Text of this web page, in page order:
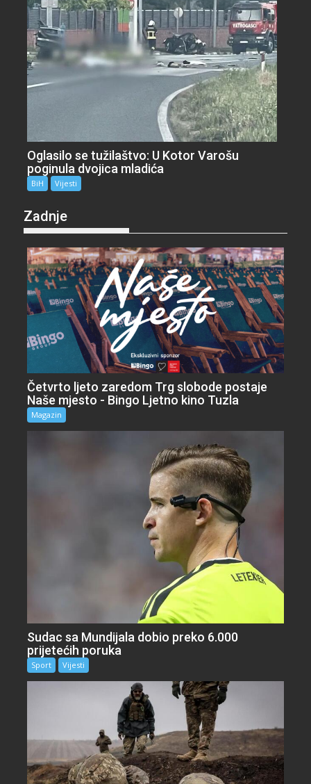
Oglasilo se tužilaštvo: U Kotor Varošu
poginula dvojica mladića
BiH Vijesti
Zadnje
Četvrto ljeto zaredom Trg slobode postaje
Naše mjesto - Bingo Ljetno kino Tuzla
Magazin
Sudac sa Mundijala dobio preko 6.000
prijetećih poruka
Sport Vijesti